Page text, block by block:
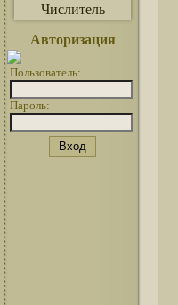
Числитель
Авторизация
Пользователь:
Пароль: